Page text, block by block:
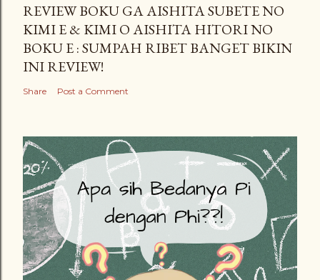
REVIEW BOKU GA AISHITA SUBETE NO
KIMI E & KIMI O AISHITA HITORI NO
BOKU E : SUMPAH RIBET BANGET BIKIN
INI REVIEW!
Share Post a Comment